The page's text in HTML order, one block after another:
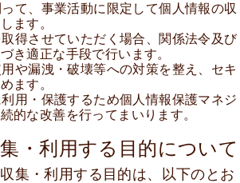
て、事業活動に限定して個人情報の収
ます。
得させていただく場合、関係法令及び
き適正な手段で行います。
や漏洩・破壊等への対策を整え、セキ
ます。
用・保護するため個人情報保護マネジ
的な改善を行ってまいります。
・利用する目的について
集・利用する目的は、以下のとお